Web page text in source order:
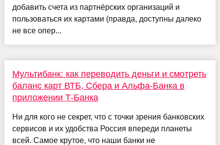
добавить счета из партнёрских организаций и
пользоваться их картами (правда, доступны далеко
не все опер...
Мультибанк: как переводить деньги и смотреть
баланс карт ВТБ, Сбера и Альфа-Банка в
приложении Т-Банка
Ни для кого не секрет, что с точки зрения банковских
сервисов и их удобства Россия впереди планеты
всей. Самое крутое, что наши банки не